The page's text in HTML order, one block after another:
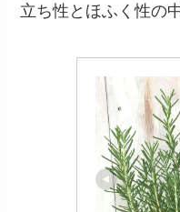
立ち性とほふく性の